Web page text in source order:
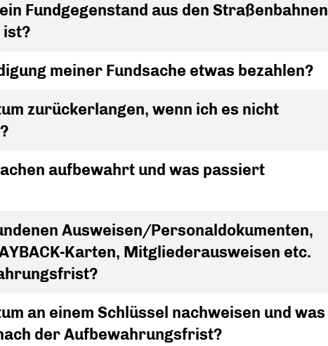
Fundgegenstand aus den Straßenbahnen
ist?
meiner Fundsache etwas bezahlen?
zurückerlangen, wenn ich es nicht
aufbewahrt und was passiert
Ausweisen/Personaldokumenten,
Karten, Mitgliederausweisen etc.
an einem Schlüssel nachweisen und was
der Aufbewahrungsfrist?